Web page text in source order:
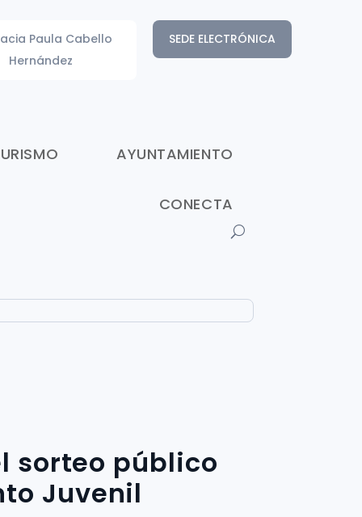
SEDE ELECTRÓNICA
Paula Cabello
Hernández
AYUNTAMIENTO
CONECTA
sorteo público
Juvenil